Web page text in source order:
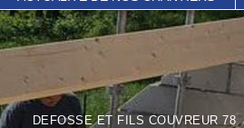
DEFOSSE ET FILS COUVREUR 78